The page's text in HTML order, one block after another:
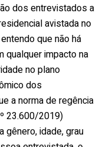
dos entrevistados a
avistada no
que não há
qualquer impacto na
no plano
dos
a norma de regência
23.600/2019)
gênero, idade, grau